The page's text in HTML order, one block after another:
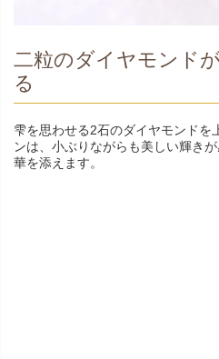
二粒のダイヤモンド
る
雫を思わせる2石のダイヤモンドを
ンは、小ぶりながらも美しい輝き
華を添えます。